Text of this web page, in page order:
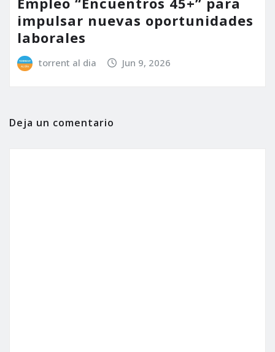
impulsar nuevas oportunidades
laborales
torrent al dia Jun 9, 2026
Deja un comentario